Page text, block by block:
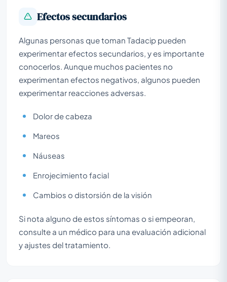
Efectos secundarios
Algunas personas que toman Tadacip pueden
experimentar efectos secundarios, y es importante
conocerlos. Aunque muchos pacientes no
experimentan efectos negativos, algunos pueden
experimentar reacciones adversas.
Dolor de cabeza
Mareos
Náuseas
Enrojecimiento facial
Cambios o distorsión de la visión
Si nota alguno de estos síntomas o si empeoran,
consulte a un médico para una evaluación adicional
y ajustes del tratamiento.